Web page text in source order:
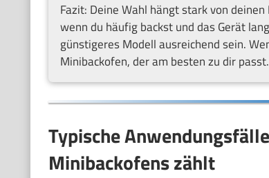
Fazit: Deine Wahl hängt stark von
wenn du häufig backst und das Gerät
günstigeres Modell ausreichend sein.
Minibackofen, der am besten zu dir passt.
Typische
Minibackofens zählt